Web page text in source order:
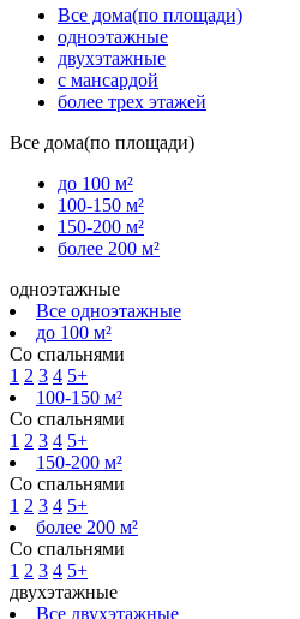
Все дома(по площади)
одноэтажные
двухэтажные
с мансардой
более трех этажей
Все дома(по площади)
до 100 м²
100-150 м²
150-200 м²
более 200 м²
одноэтажные
Все одноэтажные
до 100 м²
Со спальнями
1 2 3 4 5+
100-150 м²
Со спальнями
1 2 3 4 5+
150-200 м²
Со спальнями
1 2 3 4 5+
более 200 м²
Со спальнями
1 2 3 4 5+
двухэтажные
Все двухэтажные